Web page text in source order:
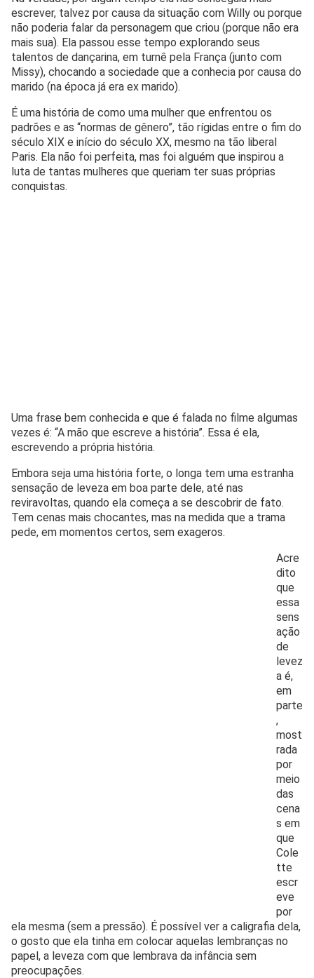
escrever, talvez por causa da situação com Willy ou porque
não poderia falar da personagem que criou (porque não era
mais sua). Ela passou esse tempo explorando seus
talentos de dançarina, em turnê pela França (junto com
Missy), chocando a sociedade que a conhecia por causa do
marido (na época já era ex marido).
É uma história de como uma mulher que enfrentou os
padrões e as “normas de gênero”, tão rígidas entre o fim do
século XIX e início do século XX, mesmo na tão liberal
Paris. Ela não foi perfeita, mas foi alguém que inspirou a
luta de tantas mulheres que queriam ter suas próprias
conquistas.
Uma frase bem conhecida e que é falada no filme algumas
vezes é: “A mão que escreve a história”. Essa é ela,
escrevendo a própria história.
Embora seja uma história forte, o longa tem uma estranha
sensação de leveza em boa parte dele, até nas
reviravoltas, quando ela começa a se descobrir de fato.
Tem cenas mais chocantes, mas na medida que a trama
pede, em momentos certos, sem exageros.
Acre
dito
que
essa
sens
ação
de
levez
a é,
em
parte
,
most
rada
por
meio
das
cena
s em
que
Cole
tte
escr
eve
por
ela mesma (sem a pressão). É possível ver a caligrafia dela,
o gosto que ela tinha em colocar aquelas lembranças no
papel, a leveza com que lembrava da infância sem
preocupações.